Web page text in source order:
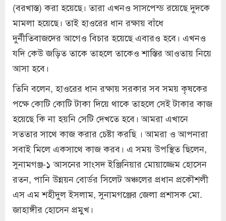
(বরখাস্ত) করা হয়েছে। তারা এখনও সাসপেন্ড রয়েছে দুদকে
মামলা হয়েছে। তাই হাওরের ধান রক্ষায় বাঁধে
দুর্নীতিবাজদের আগেও বিচার হয়েছে এবারও হবে। এখনও
যদি কেউ জড়িত তাকে তাহলে তাকেও শাস্তির আওতায় নিয়ে
আসা হবে।
তিনি বলেন, হাওরের ধান রক্ষায় সরকার সব সময় কৃষকের
পক্ষে কোটি কোটি টাকা দিয়ে থাকে তাহলে সেই টাকার কাজ
হয়েছে কি না হয়নি সেটি দেখতে হবে। আমরা এখানে
সততার সাথে কাজ করার চেষ্টা করছি । আমরা ও আপনারা
সবাই মিলে একসাথে কাজ করব। এ সময় উপস্থিত ছিলেন,
সুনামগঞ্জ-১ আসনের সাংসদ ইঞ্জিনিয়ার মোয়াজ্জেম হোসেন
রতন, পানি উন্নয়ন বোর্ডর সিলেট অঞ্চলের প্রধান প্রকৌশলী
এস এম শহীদুল ইসলাম, সুনামগঞ্জের জেলা প্রশাসক মো.
জাহাঙ্গীর হোসেন প্রমুখ।